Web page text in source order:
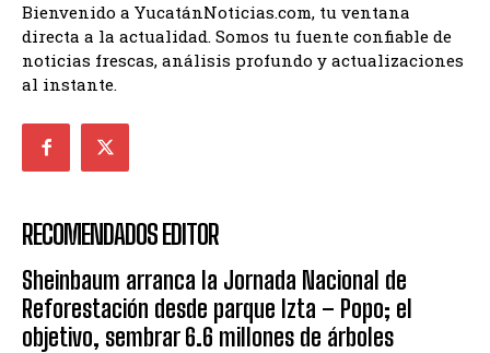
Bienvenido a YucatánNoticias.com, tu ventana
directa a la actualidad. Somos tu fuente confiable de
noticias frescas, análisis profundo y actualizaciones
al instante.
RECOMENDADOS EDITOR
Sheinbaum arranca la Jornada Nacional de
Reforestación desde parque Izta – Popo; el
objetivo, sembrar 6.6 millones de árboles